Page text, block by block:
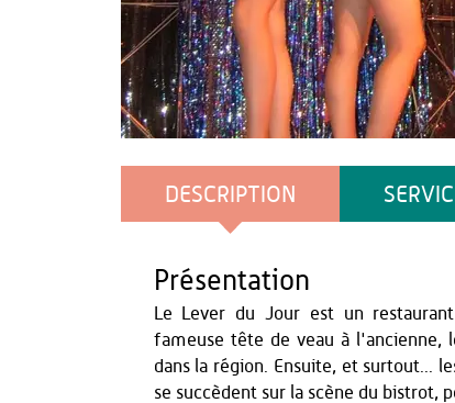
DESCRIPTION
Présentation
Le Lever du Jour est un
fameuse tête de veau à l'ancienne,
dans la région. Ensuite, et surtout...
se succèdent sur la scène du bistrot,